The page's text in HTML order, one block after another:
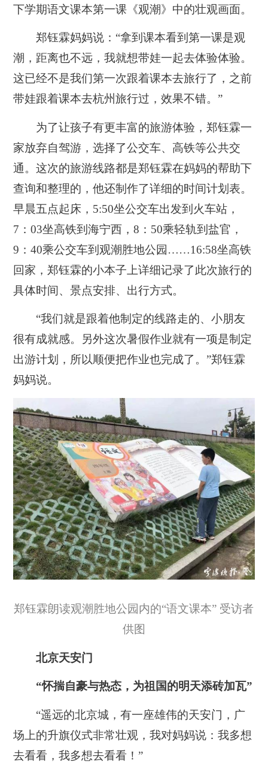
下学期语文课本第一课《观潮》中的壮观画面。
郑钰霖妈妈说：“拿到课本看到第一课是观
潮，距离也不远，我就想带娃一起去体验体验。
这已经不是我们第一次跟着课本去旅行了，之前
带娃跟着课本去杭州旅行过，效果不错。”
为了让孩子有更丰富的旅游体验，郑钰霖一
家放弃自驾游，选择了公交车、高铁等公共交
通。这次的旅游线路都是郑钰霖在妈妈的帮助下
查询和整理的，他还制作了详细的时间计划表。
早晨五点起床，5:50坐公交车出发到火车站，
7：03坐高铁到海宁西，8：50乘轻轨到盐官，
9：40乘公交车到观潮胜地公园……16:58坐高铁
回家，郑钰霖的小本子上详细记录了此次旅行的
具体时间、景点安排、出行方式。
“我们就是跟着他制定的线路走的、小朋友
很有成就感。另外这次暑假作业就有一项是制定
出游计划，所以顺便把作业也完成了。”郑钰霖
妈妈说。
郑钰霖朗读观潮胜地公园内的“语文课本” 受访者
供图
北京天安门
“怀揣自豪与热态，为祖国的明天添砖加瓦”
“遥远的北京城，有一座雄伟的天安门，广
场上的升旗仪式非常壮观，我对妈妈说：我多想
去看看，我多想去看看！”